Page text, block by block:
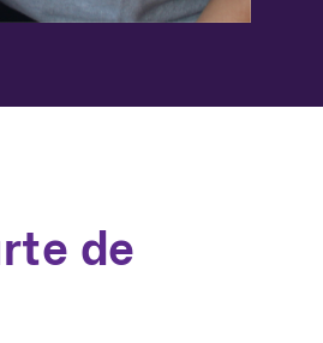
de